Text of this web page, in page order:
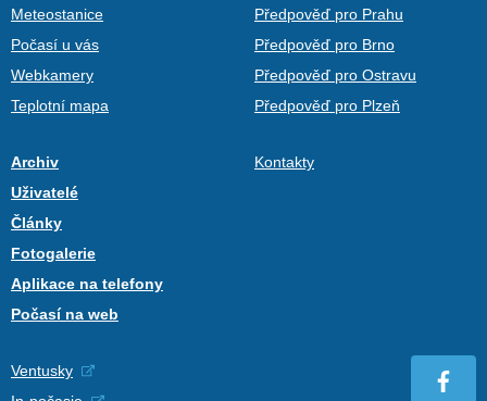
Meteostanice
Počasí u vás
Webkamery
Teplotní mapa
Předpověď pro Prahu
Předpověď pro Brno
Předpověď pro Ostravu
Předpověď pro Plzeň
Archiv
Uživatelé
Články
Fotogalerie
Aplikace na telefony
Počasí na web
Kontakty
Ventusky